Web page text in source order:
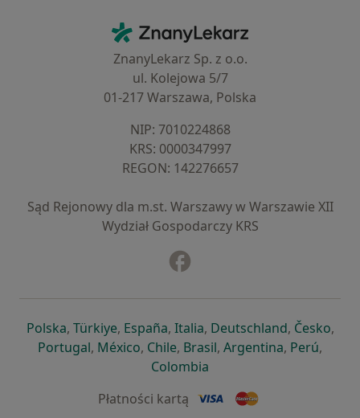
ZnanyLekarz - Strona główna
ZnanyLekarz Sp. z o.o.
ul. Kolejowa 5/7
01-217 Warszawa, Polska
NIP: ⁠7010224868
KRS: ⁠0000347997
REGON: ⁠142276657
Sąd Rejonowy dla m.st. Warszawy w Warszawie XII
Wydział Gospodarczy KRS
Polskaotwiera się w nowej karcie
, Türkiyeotwiera się w nowej karcie
, Españaotwiera się w nowej karcie
, Italiaotwiera się w nowej
, Deutschlandotwiera się
, Česko,
Portugalotwiera się w nowej karcie
, Méxicootwiera się w nowej karcie
, Chileotwiera się w nowej karcie
, Brasilotwiera się w nowej
, Argentinaotwiera się
, Perú,
Colombia
Płatności kartą